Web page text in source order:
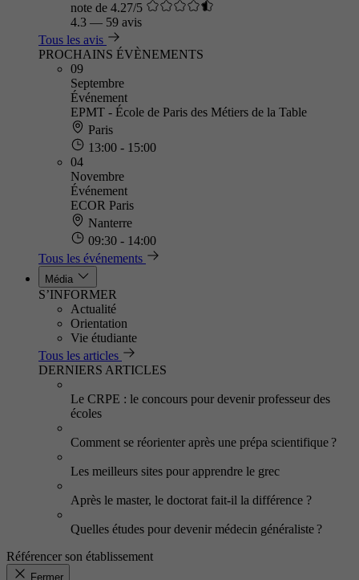
note de 4.27/5
4.3 — 59 avis
Tous les avis
PROCHAINS ÉVÈNEMENTS
09
Septembre
Événement
EPMT - École de Paris des Métiers de la Table
Paris
13:00 - 15:00
04
Novembre
Événement
ECOR Paris
Nanterre
09:30 - 14:00
Tous les événements
Média
S’INFORMER
Actualité
Orientation
Vie étudiante
Tous les articles
DERNIERS ARTICLES
Le CRPE : le concours pour devenir professeur des
écoles
Comment se réorienter après une prépa scientifique ?
Les meilleurs sites pour apprendre le grec
Après le master, le doctorat fait-il la différence ?
Quelles études pour devenir médecin généraliste ?
Référencer son établissement
Fermer